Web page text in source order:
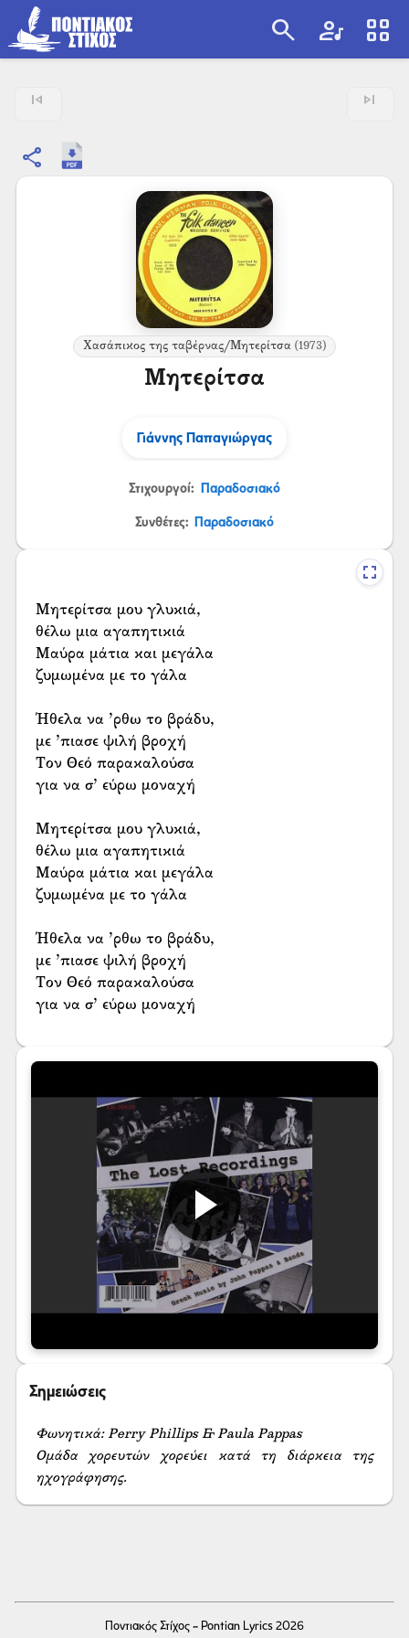
search artist view_cozy
skip_previous skip_next
share
Χασάπικος της ταβέρνας/Μητερίτσα(1973)
Μητερίτσα
Γιάννης Παπαγιώργας
Στιχουργοί: Παραδοσιακό
Συνθέτες: Παραδοσιακό
Μητερίτσα μου γλυκιά,
θέλω μια αγαπητικιά
Μαύρα μάτια και μεγάλα
ζυμωμένα με το γάλα
Ήθελα να ’ρθω το βράδυ,
με ’πιασε ψιλή βροχή
Τον Θεό παρακαλούσα
για να σ’ εύρω μοναχή
Μητερίτσα μου γλυκιά,
θέλω μια αγαπητικιά
Μαύρα μάτια και μεγάλα
ζυμωμένα με το γάλα
Ήθελα να ’ρθω το βράδυ,
με ’πιασε ψιλή βροχή
Τον Θεό παρακαλούσα
για να σ’ εύρω μοναχή
Σημειώσεις
Φωνητικά: Perry Phillips & Paula Pappas
Ομάδα χορευτών χορεύει κατά τη διάρκεια της
ηχογράφησης.
Ποντιακός Στίχος - Pontian Lyrics 2026